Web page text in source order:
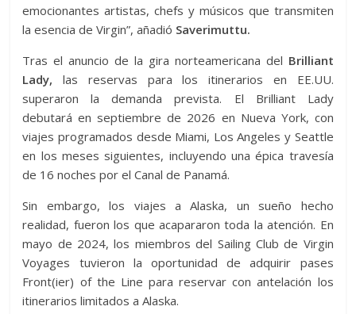
emocionantes artistas, chefs y músicos que transmiten
la esencia de Virgin”, añadió Saverimuttu.
Tras el anuncio de la gira norteamericana del Brilliant
Lady, las reservas para los itinerarios en EE.UU.
superaron la demanda prevista. El Brilliant Lady
debutará en septiembre de 2026 en Nueva York, con
viajes programados desde Miami, Los Angeles y Seattle
en los meses siguientes, incluyendo una épica travesía
de 16 noches por el Canal de Panamá.
Sin embargo, los viajes a Alaska, un sueño hecho
realidad, fueron los que acapararon toda la atención. En
mayo de 2024, los miembros del Sailing Club de Virgin
Voyages tuvieron la oportunidad de adquirir pases
Front(ier) of the Line para reservar con antelación los
itinerarios limitados a Alaska.